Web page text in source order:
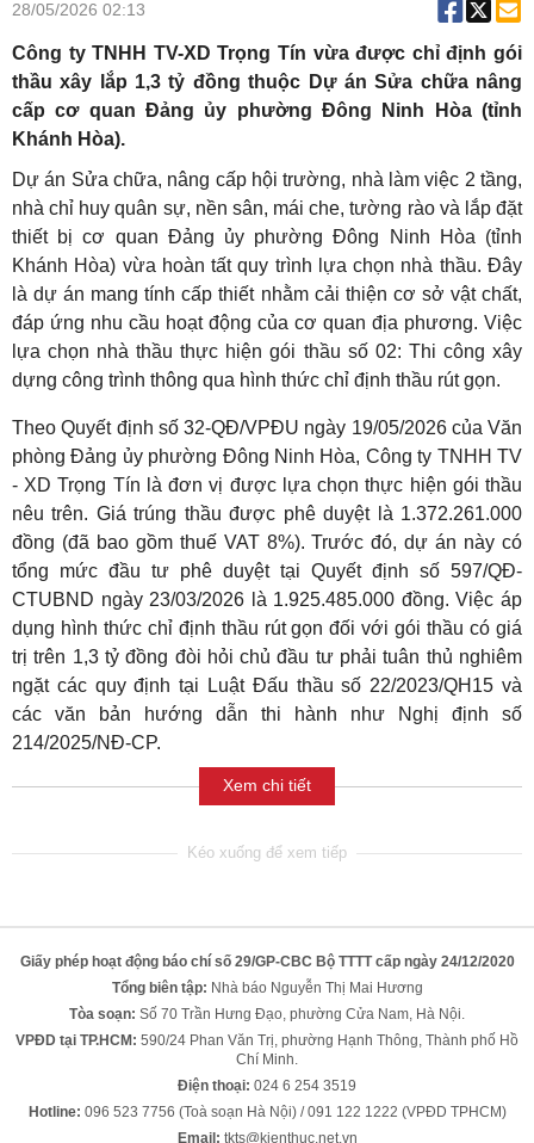
28/05/2026 02:13
Công ty TNHH TV-XD Trọng Tín vừa được chỉ định gói
thầu xây lắp 1,3 tỷ đồng thuộc Dự án Sửa chữa nâng
cấp cơ quan Đảng ủy phường Đông Ninh Hòa (tỉnh
Khánh Hòa).
Dự án Sửa chữa, nâng cấp hội trường, nhà làm việc 2 tầng,
nhà chỉ huy quân sự, nền sân, mái che, tường rào và lắp đặt
thiết bị cơ quan Đảng ủy phường Đông Ninh Hòa (tỉnh
Khánh Hòa) vừa hoàn tất quy trình lựa chọn nhà thầu. Đây
là dự án mang tính cấp thiết nhằm cải thiện cơ sở vật chất,
đáp ứng nhu cầu hoạt động của cơ quan địa phương. Việc
lựa chọn nhà thầu thực hiện gói thầu số 02: Thi công xây
dựng công trình thông qua hình thức chỉ định thầu rút gọn.
Theo Quyết định số 32-QĐ/VPĐU ngày 19/05/2026 của Văn
phòng Đảng ủy phường Đông Ninh Hòa, Công ty TNHH TV
- XD Trọng Tín là đơn vị được lựa chọn thực hiện gói thầu
nêu trên. Giá trúng thầu được phê duyệt là 1.372.261.000
đồng (đã bao gồm thuế VAT 8%). Trước đó, dự án này có
tổng mức đầu tư phê duyệt tại Quyết định số 597/QĐ-
CTUBND ngày 23/03/2026 là 1.925.485.000 đồng. Việc áp
dụng hình thức chỉ định thầu rút gọn đối với gói thầu có giá
trị trên 1,3 tỷ đồng đòi hỏi chủ đầu tư phải tuân thủ nghiêm
ngặt các quy định tại Luật Đấu thầu số 22/2023/QH15 và
các văn bản hướng dẫn thi hành như Nghị định số
214/2025/NĐ-CP.
Xem chi tiết
Giấy phép hoạt động báo chí số 29/GP-CBC Bộ TTTT cấp ngày 24/12/2020
Tổng biên tập: Nhà báo Nguyễn Thị Mai Hương
Tòa soạn: Số 70 Trần Hưng Đạo, phường Cửa Nam, Hà Nội.
VPĐD tại TP.HCM: 590/24 Phan Văn Trị, phường Hạnh Thông, Thành phố Hồ
Chí Minh.
Điện thoại: 024 6 254 3519
Hotline: 096 523 7756 (Toà soạn Hà Nội) / 091 122 1222 (VPĐD TPHCM)
Email: tkts@kienthuc.net.vn